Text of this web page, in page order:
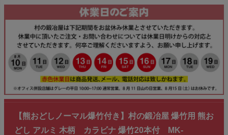
【熊おどしノーマル爆竹付き】村の鍛冶屋 爆竹用 熊お
どし アルミ 木柄 カラビナ 爆竹20本付 MK-